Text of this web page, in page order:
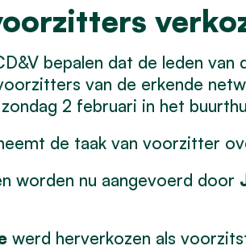
bepalen dat de leden van
van de erkende
2 februari in het
de taak van voorzitter
worden nu aangevoerd door
werd herverkozen als